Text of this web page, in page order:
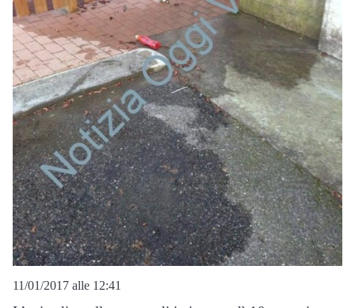
11/01/2017 alle 12:41